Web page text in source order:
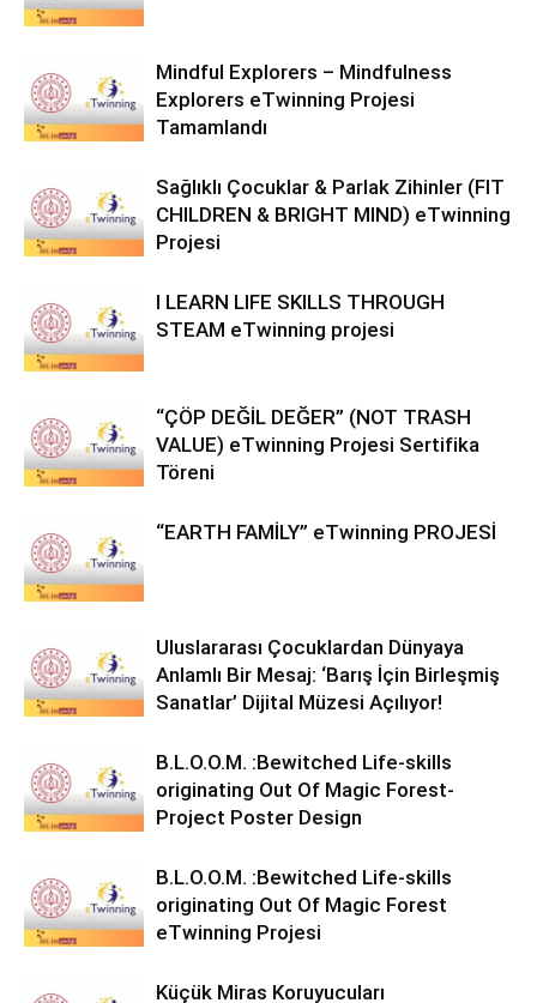
Mindful Explorers – Mindfulness
Explorers eTwinning Projesi
Tamamlandı
Sağlıklı Çocuklar & Parlak Zihinler (FIT
CHILDREN & BRIGHT MIND) eTwinning
Projesi
I LEARN LIFE SKILLS THROUGH
STEAM eTwinning projesi
“ÇÖP DEĞİL DEĞER” (NOT TRASH
VALUE) eTwinning Projesi Sertifika
Töreni
“EARTH FAMİLY” eTwinning PROJESİ
Uluslararası Çocuklardan Dünyaya
Anlamlı Bir Mesaj: ‘Barış İçin Birleşmiş
Sanatlar’ Dijital Müzesi Açılıyor!
B.L.O.O.M. :Bewitched Life-skills
originating Out Of Magic Forest-
Project Poster Design
B.L.O.O.M. :Bewitched Life-skills
originating Out Of Magic Forest
eTwinning Projesi
Küçük Miras Koruyucuları